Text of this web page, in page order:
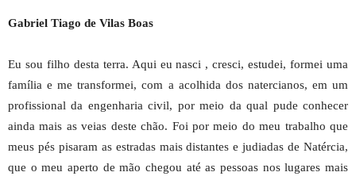
Gabriel Tiago de Vilas Boas
Eu sou filho desta terra. Aqui eu nasci , cresci, estudei, formei uma
família e me transformei, com a acolhida dos natercianos, em um
profissional da engenharia civil, por meio da qual pude conhecer
ainda mais as veias deste chão. Foi por meio do meu trabalho que
meus pés pisaram as estradas mais distantes e judiadas de Natércia,
que o meu aperto de mão chegou até as pessoas nos lugares mais